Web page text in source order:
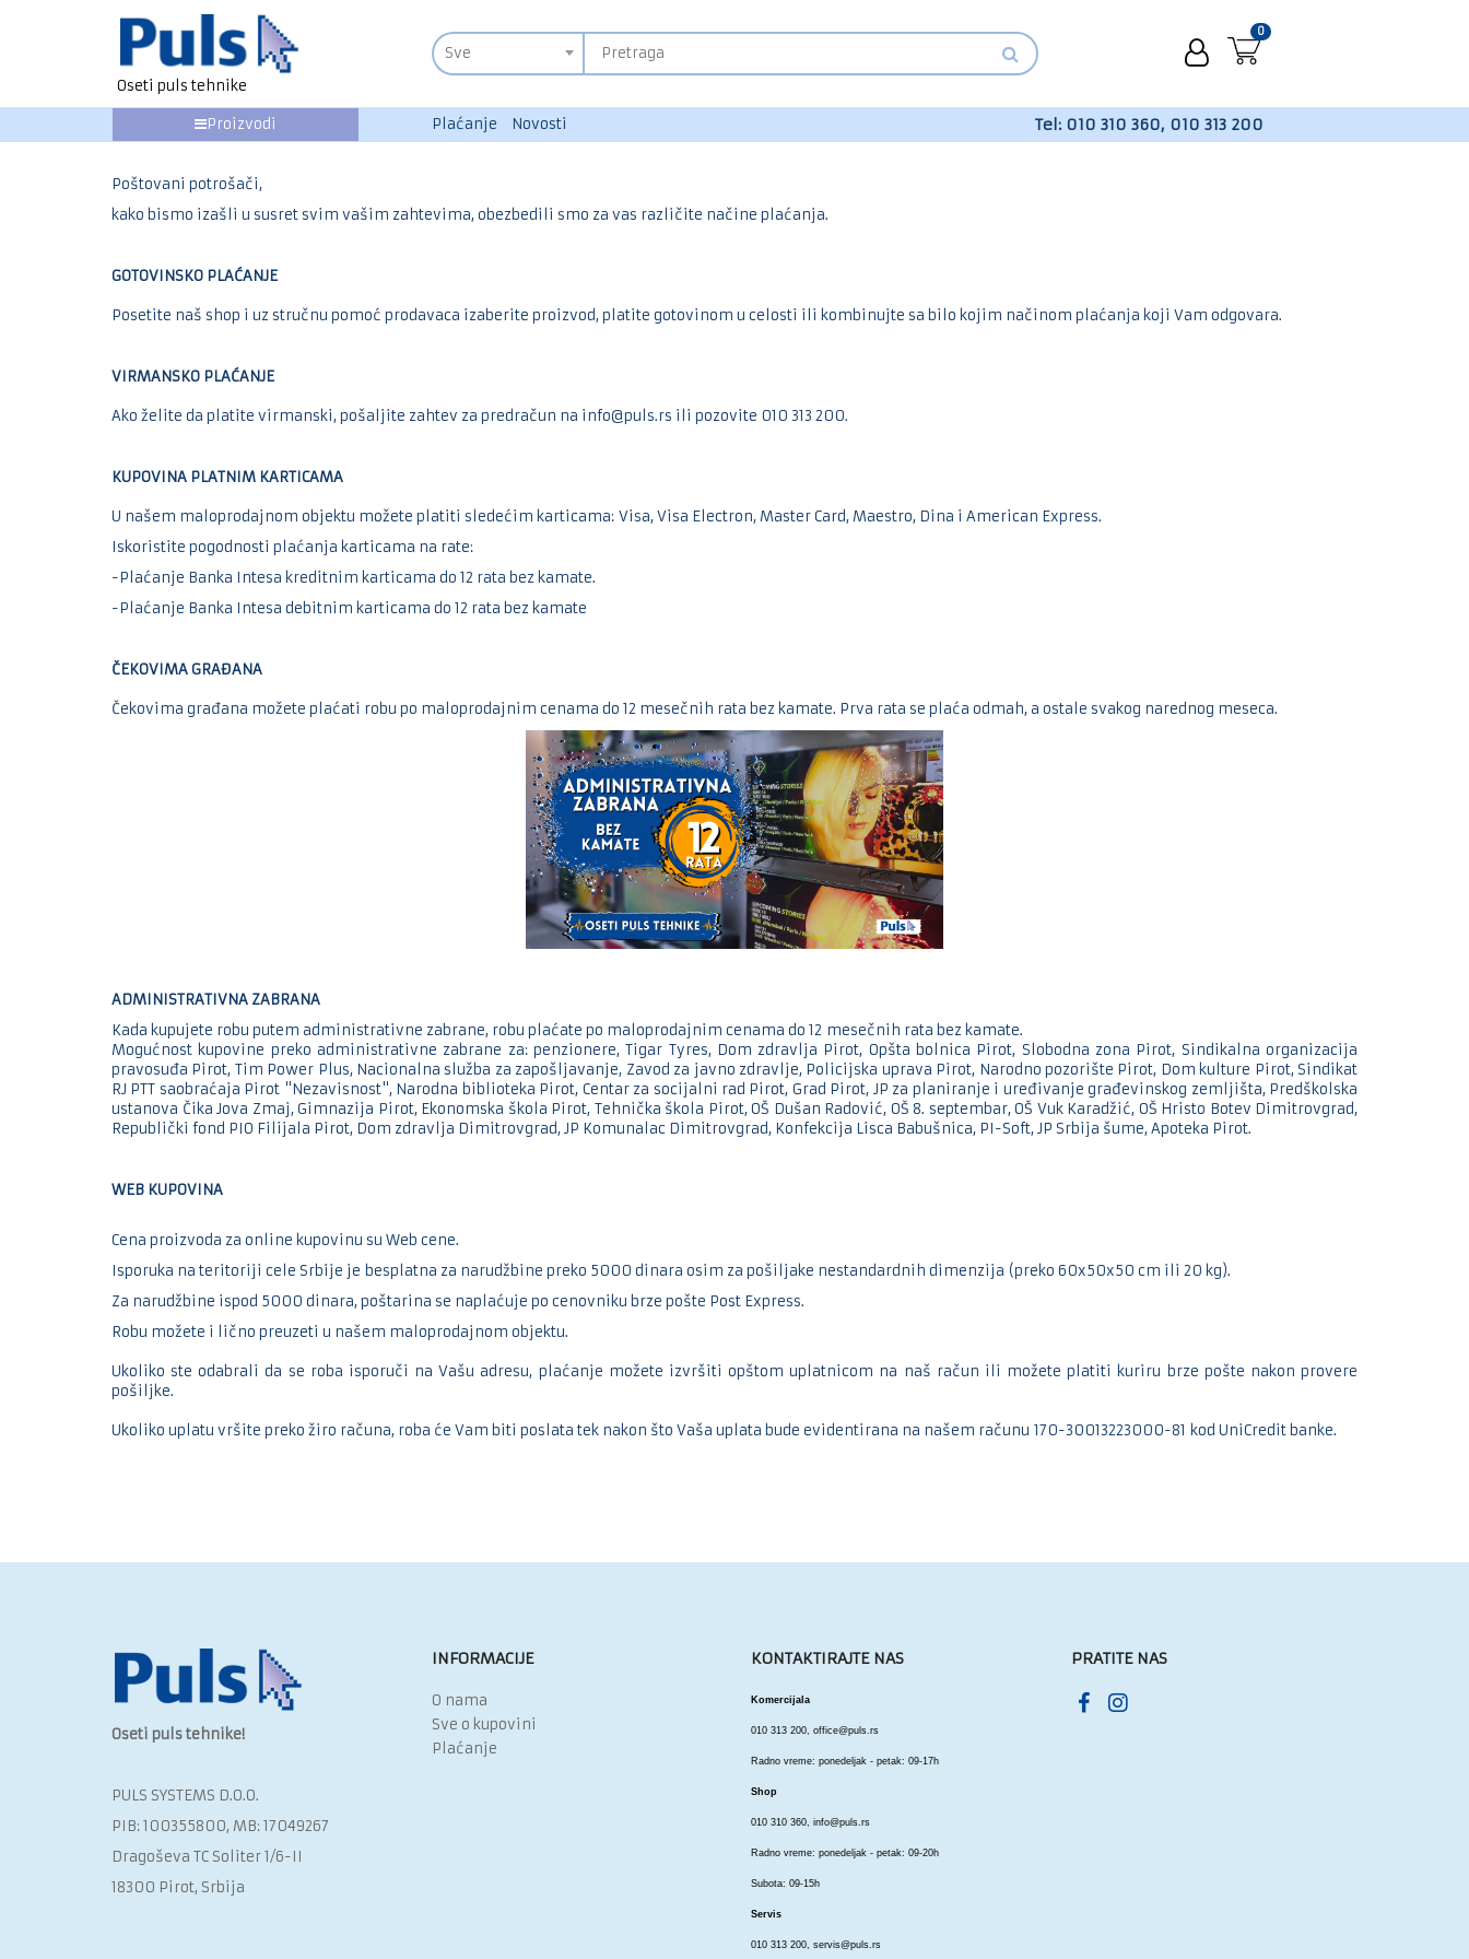
Oseti puls tehnike
0
Proizvodi Plaćanje Novosti Tel: 010 310 360, 010 313 200
Poštovani potrošači,
kako bismo izašli u susret svim vašim zahtevima, obezbedili smo za vas različite načine plaćanja.
GOTOVINSKO PLAĆANJE
Posetite naš shop i uz stručnu pomoć prodavaca izaberite proizvod, platite gotovinom u celosti ili kombinujte sa bilo kojim načinom plaćanja koji Vam odgovara.
VIRMANSKO PLAĆANJE
Ako želite da platite virmanski, pošaljite zahtev za predračun na info@puls.rs ili pozovite 010 313 200.
KUPOVINA PLATNIM KARTICAMA
U našem maloprodajnom objektu možete platiti sledećim karticama: Visa, Visa Electron, Master Card, Maestro, Dina i American Express.
Iskoristite pogodnosti plaćanja karticama na rate:
-Plaćanje Banka Intesa kreditnim karticama do 12 rata bez kamate.
-Plaćanje Banka Intesa debitnim karticama do 12 rata bez kamate
ČEKOVIMA GRAĐANA
Čekovima građana možete plaćati robu po maloprodajnim cenama do 12 mesečnih rata bez kamate. Prva rata se plaća odmah, a ostale svakog narednog meseca.
ADMINISTRATIVNA ZABRANA
Kada kupujete robu putem administrativne zabrane, robu plaćate po maloprodajnim cenama do 12 mesečnih rata bez kamate.
Mogućnost kupovine preko administrativne zabrane za: penzionere, Tigar Tyres, Dom zdravlja Pirot, Opšta bolnica Pirot, Slobodna zona Pirot, Sindikalna organizacija
pravosuđa Pirot, Tim Power Plus, Nacionalna služba za zapošljavanje, Zavod za javno zdravlje, Policijska uprava Pirot, Narodno pozorište Pirot, Dom kulture Pirot, Sindikat
RJ PTT saobraćaja Pirot "Nezavisnost", Narodna biblioteka Pirot, Centar za socijalni rad Pirot, Grad Pirot, JP za planiranje i uređivanje građevinskog zemljišta, Predškolska
ustanova Čika Jova Zmaj, Gimnazija Pirot, Ekonomska škola Pirot, Tehnička škola Pirot, OŠ Dušan Radović, OŠ 8. septembar, OŠ Vuk Karadžić, OŠ Hristo Botev Dimitrovgrad,
Republički fond PIO Filijala Pirot, Dom zdravlja Dimitrovgrad, JP Komunalac Dimitrovgrad, Konfekcija Lisca Babušnica, PI-Soft, JP Srbija šume, Apoteka Pirot.
WEB KUPOVINA
Cena proizvoda za online kupovinu su Web cene.
Isporuka na teritoriji cele Srbije je besplatna za narudžbine preko 5000 dinara osim za pošiljake nestandardnih dimenzija (preko 60x50x50 cm ili 20 kg).
Za narudžbine ispod 5000 dinara, poštarina se naplaćuje po cenovniku brze pošte Post Express.
Robu možete i lično preuzeti u našem maloprodajnom objektu.
Ukoliko ste odabrali da se roba isporuči na Vašu adresu, plaćanje možete izvršiti opštom uplatnicom na naš račun ili možete platiti kuriru brze pošte nakon provere
pošiljke.
Ukoliko uplatu vršite preko žiro računa, roba će Vam biti poslata tek nakon što Vaša uplata bude evidentirana na našem računu 170-30013223000-81 kod UniCredit banke.
Oseti puls tehnike!
PULS SYSTEMS D.O.O.‎
PIB: 100355800, MB: 17049267
Dragoševa TC Soliter 1/6-II
18300 Pirot, Srbija
INFORMACIJE
O nama
Sve o kupovini
Plaćanje
KONTAKTIRAJTE NAS
Komercijala
010 313 200, office@puls.rs
Radno vreme: ponedeljak - petak: 09-17h
Shop
010 310 360, info@puls.rs
Radno vreme: ponedeljak - petak: 09-20h
Subota: 09-15h
Servis
010 313 200, servis@puls.rs
PRATITE NAS